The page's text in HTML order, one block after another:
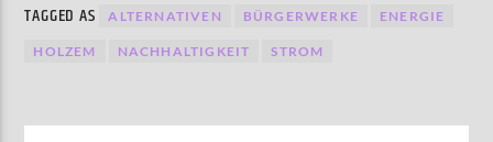
TAGGED AS ALTERNATIVEN BÜRGERWERKE ENERGIE
HOLZEM NACHHALTIGKEIT STROM